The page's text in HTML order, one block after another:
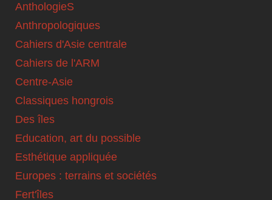
AnthologieS
Anthropologiques
Cahiers d'Asie centrale
Cahiers de l'ARM
Centre-Asie
Classiques hongrois
Des îles
Education, art du possible
Esthétique appliquée
Europes : terrains et sociétés
Fert'îles